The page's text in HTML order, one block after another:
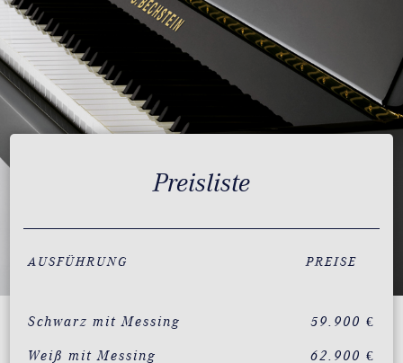
Preisliste
AUSFÜHRUNG PREISE
Schwarz mit Messing 59.900 €
Weiß mit Messing 62.900 €